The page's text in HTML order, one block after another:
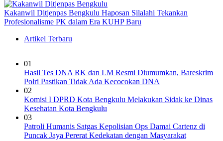
Kakanwil Ditjenpas Bengkulu Haposan Silalahi Tekankan
Profesionalisme PK dalam Era KUHP Baru
Artikel Terbaru
01
Hasil Tes DNA RK dan LM Resmi Diumumkan, Bareskrim
Polri Pastikan Tidak Ada Kecocokan DNA
02
Komisi I DPRD Kota Bengkulu Melakukan Sidak ke Dinas
Kesehatan Kota Bengkulu
03
Patroli Humanis Satgas Kepolisian Ops Damai Cartenz di
Puncak Jaya Pererat Kedekatan dengan Masyarakat